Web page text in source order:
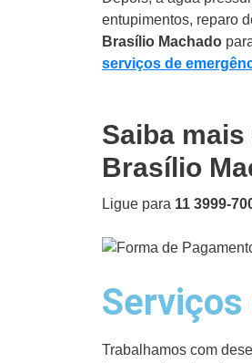
entupimentos, reparo
Brasílio Machado
serviços de
Saiba
Brasílio
Ligue para 11 3999-
Trabalhamos com